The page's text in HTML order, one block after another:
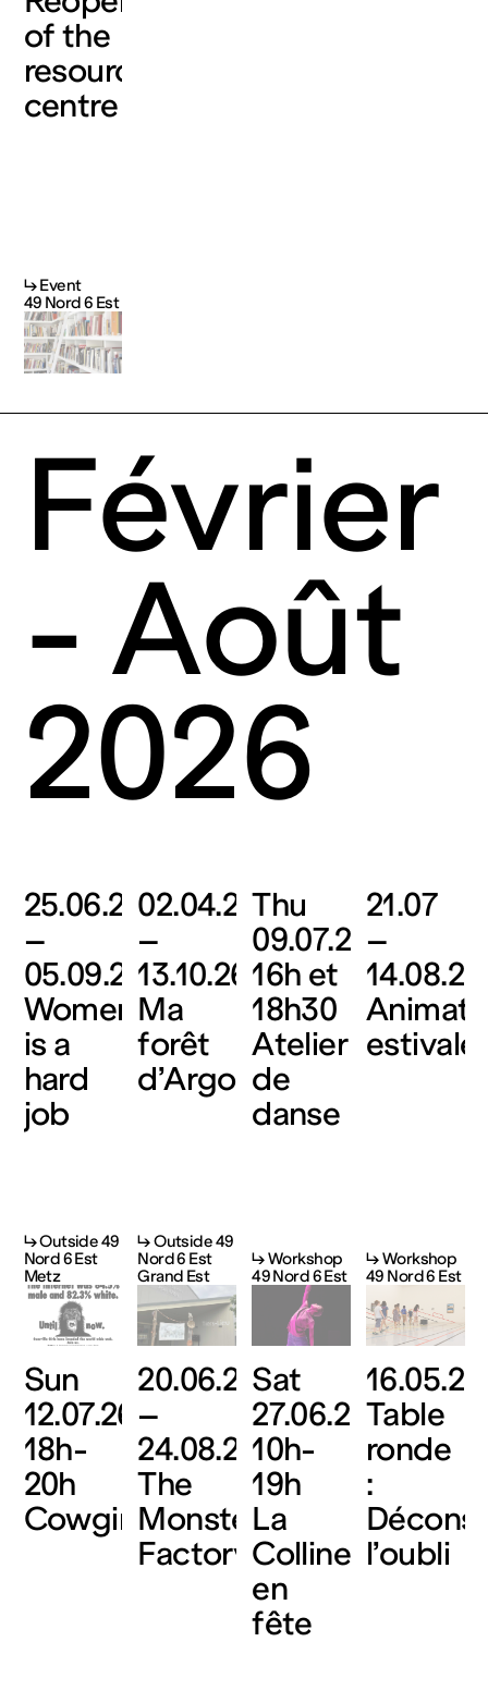
of the
resource
centre
↳ Event
49 Nord 6 Est
Février
- Août
2026
25.06.26
–
05.09.26
Women
is a
hard
job
↳ Outside 49
Nord 6 Est
Metz
02.04.26
–
13.10.26
Ma
forêt
d’Argonne
↳ Outside 49
Nord 6 Est
Grand Est
Thu
09.07.26,
16h et
18h30
Atelier
de
danse
↳ Workshop
49 Nord 6 Est
21.07
–
14.08.26
↳ Workshop
49 Nord 6 Est
Sun
12.07.26,
18h-
20h
Cowgirlboy
20.06.26
–
24.08.26
The
Monster
Factory
Sat
27.06.26,
10h-
19h
La
Colline
en
fête
16.05.26
Table
ronde
:
l’oubli